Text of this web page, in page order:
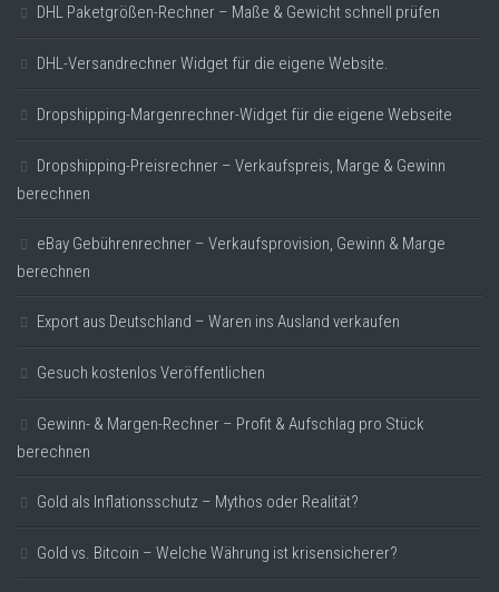
DHL Paketgrößen-Rechner – Maße & Gewicht schnell prüfen
DHL-Versandrechner Widget für die eigene Website.
Dropshipping-Margenrechner-Widget für die eigene Webseite
Dropshipping-Preisrechner – Verkaufspreis, Marge & Gewinn
berechnen
eBay Gebührenrechner – Verkaufsprovision, Gewinn & Marge
berechnen
Export aus Deutschland – Waren ins Ausland verkaufen
Gesuch kostenlos Veröffentlichen
Gewinn- & Margen-Rechner – Profit & Aufschlag pro Stück
berechnen
Gold als Inflationsschutz – Mythos oder Realität?
Gold vs. Bitcoin – Welche Währung ist krisensicherer?